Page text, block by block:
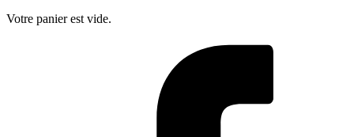
Votre panier est vide.